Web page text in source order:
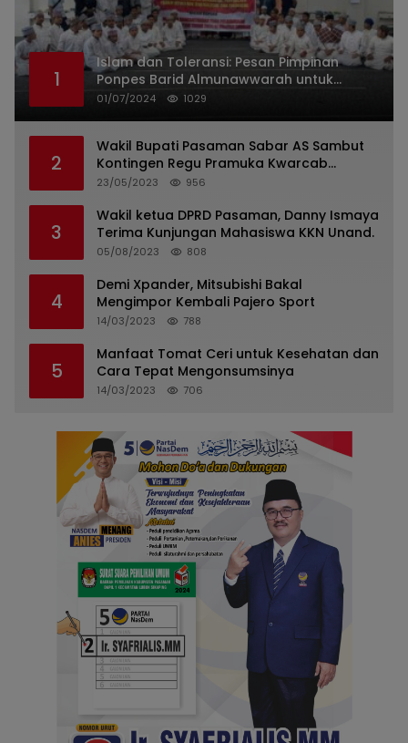
1
Islam dan Toleransi: Pesan Pimpinan
Ponpes Barid Almunawwarah untuk
Indonesia
01/07/2024 1029
2
Wakil Bupati Pasaman Sabar AS Sambut
Kontingen Regu Pramuka Kwarcab
Pasaman
23/05/2023 956
3
Wakil ketua DPRD Pasaman, Danny Ismaya
Terima Kunjungan Mahasiswa KKN Unand.
05/08/2023 808
4
Demi Xpander, Mitsubishi Bakal
Mengimpor Kembali Pajero Sport
14/03/2023 788
5
Manfaat Tomat Ceri untuk Kesehatan dan
Cara Tepat Mengonsumsinya
14/03/2023 706